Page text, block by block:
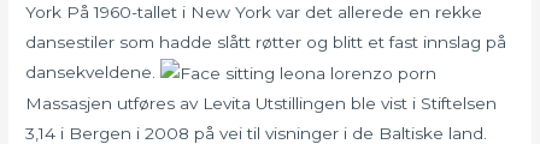
York På 1960-tallet i New York var det allerede en rekke
dansestiler som hadde slått røtter og blitt et fast innslag på
dansekveldene.
Massasjen utføres av Levita Utstillingen ble vist i Stiftelsen
3,14 i Bergen i 2008 på vei til visninger i de Baltiske land.